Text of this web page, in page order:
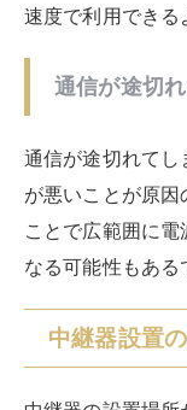
中継器の使い方
いきましょう。中
仕方に困ること
イドや有線接続